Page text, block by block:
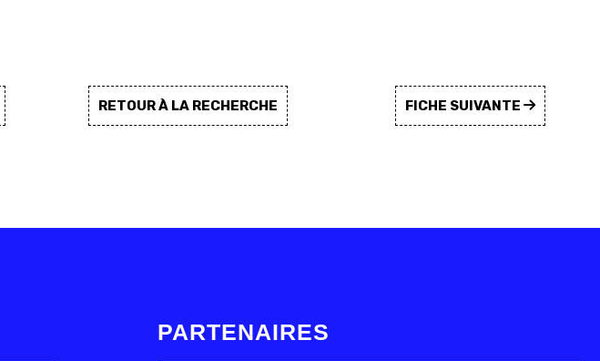
RETOUR À LA RECHERCHE FICHE SUIVANTE
PARTENAIRES